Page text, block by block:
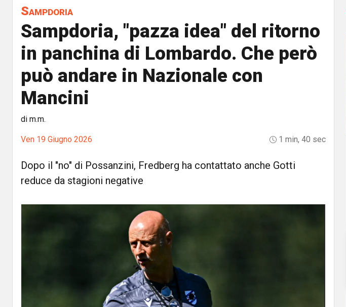
Sampdoria
Sampdoria, "pazza idea" del ritorno
in panchina di Lombardo. Che però
può andare in Nazionale con
Mancini
di m.m.
Ven 19 Giugno 2026 1 min, 40 sec
Dopo il "no" di Possanzini, Fredberg ha contattato anche Gotti
reduce da stagioni negative